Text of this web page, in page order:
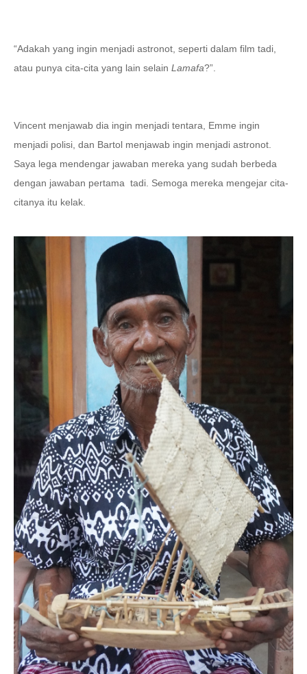
“Adakah yang ingin menjadi astronot, seperti dalam film tadi,
atau punya cita-cita yang lain selain Lamafa?”.
Vincent menjawab dia ingin menjadi tentara, Emme ingin
menjadi polisi, dan Bartol menjawab ingin menjadi astronot.
Saya lega mendengar jawaban mereka yang sudah berbeda
dengan jawaban pertama tadi. Semoga mereka mengejar cita-
citanya itu kelak.